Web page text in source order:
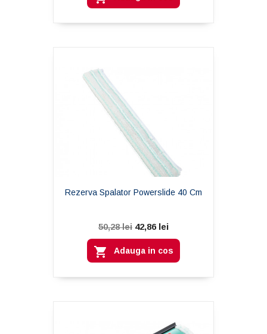
Rezerva Spalator Powerslide 40 Cm
50,28 lei 42,86 lei
 Adauga in cos